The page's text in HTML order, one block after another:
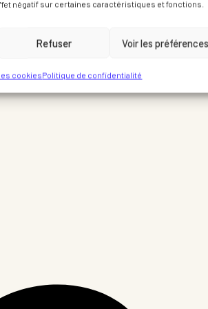
négatif sur certaines caractéristiques et fonctions.
Refuser Voir les préférences
cookiesPolitique de confidentialité